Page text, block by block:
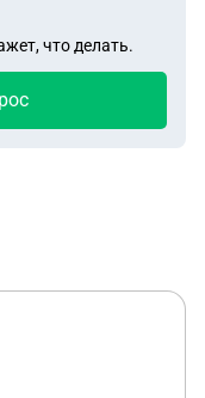
что делать.